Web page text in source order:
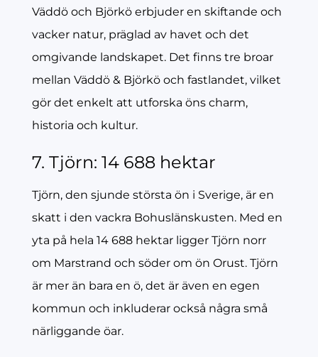
Väddö och Björkö erbjuder en skiftande och
vacker natur, präglad av havet och det
omgivande landskapet. Det finns tre broar
mellan Väddö & Björkö och fastlandet, vilket
gör det enkelt att utforska öns charm,
historia och kultur.
7. Tjörn: 14 688 hektar
Tjörn, den sjunde största ön i Sverige, är en
skatt i den vackra Bohuslänskusten. Med en
yta på hela 14 688 hektar ligger Tjörn norr
om Marstrand och söder om ön Orust. Tjörn
är mer än bara en ö, det är även en egen
kommun och inkluderar också några små
närliggande öar.